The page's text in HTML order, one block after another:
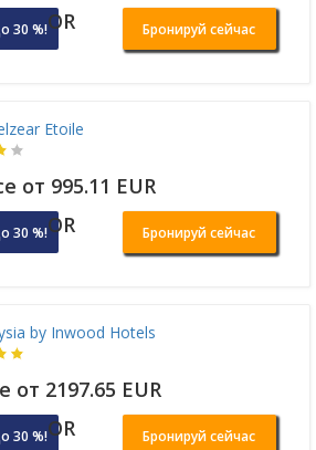
30 %!OR Бронируй сейчас
Etoile
от 995.11 EUR
30 %!OR Бронируй сейчас
by Inwood Hotels
от 2197.65 EUR
30 %!OR Бронируй сейчас